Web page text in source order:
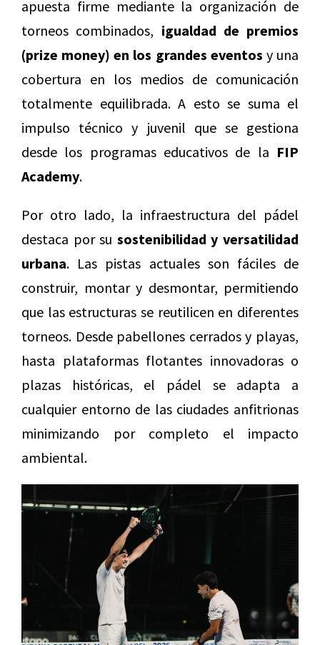
apuesta firme mediante la organización de
torneos combinados, igualdad de premios
(prize money) en los grandes eventos y una
cobertura en los medios de comunicación
totalmente equilibrada. A esto se suma el
impulso técnico y juvenil que se gestiona
desde los programas educativos de la FIP
Academy.
Por otro lado, la infraestructura del pádel
destaca por su sostenibilidad y versatilidad
urbana. Las pistas actuales son fáciles de
construir, montar y desmontar, permitiendo
que las estructuras se reutilicen en diferentes
torneos. Desde pabellones cerrados y playas,
hasta plataformas flotantes innovadoras o
plazas históricas, el pádel se adapta a
cualquier entorno de las ciudades anfitrionas
minimizando por completo el impacto
ambiental.